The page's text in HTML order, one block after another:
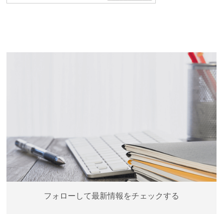
フォローして最新情報をチェックする